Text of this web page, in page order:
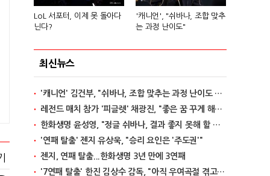
LoL 서포터, 이제 못 돌아다
닌다?
'캐니언', "쉬바나, 조합 맞추
는 과정 난이도"
최신뉴스
'캐니언' 김건부, "쉬바나, 조합 맞추는 과정 난이도 있어"
레전드 매치 참가 '피글렛' 채광진, "좋은 꿈 꾸게 해줘 감사"
한화생명 윤성영, "정글 쉬바나, 결과 좋지 못해 할 말 없어"
'연패 탈출' 젠지 유상욱, "승리 요인은 '주도권'"
젠지, 연패 탈출...한화생명 3년 만에 3연패
'7연패 탈출' 한진 김상수 감독, "아직 우여곡절 겪고 있다"